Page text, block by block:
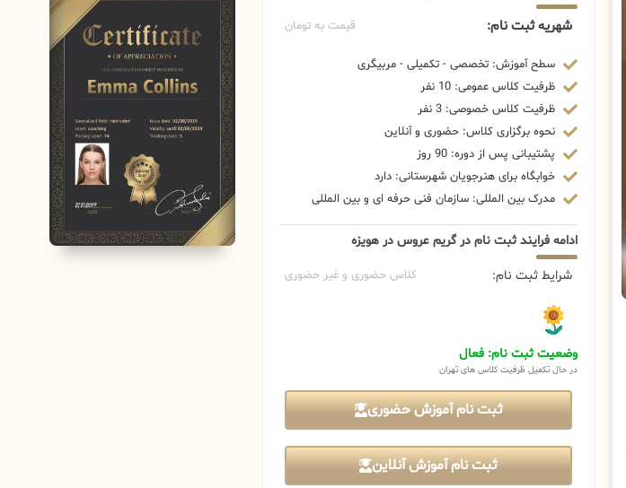
شهریه ثبت نام: قیمت به تومان
سطح آموزش: تخصصی - تکمیلی - مربیگری
ظرفیت کلاس عمومی: 10 نفر
ظرفیت کلاس خصوصی: 3 نفر
نحوه برگزاری کلاس: حضوری و آنلاین
پشتیبانی پس از دوره: 90 روز
خوابگاه برای هنرجویان شهرستانی: دارد
مدرک بین المللی: سازمان فنی حرفه ای و بین المللی
ادامه فرایند ثبت نام در گریم عروس در هویزه
شرایط ثبت نام: کلاس حضوری و غیر حضوری
وضعیت ثبت نام: فعال
در حال تکمیل ظرفیت کلاس های تهران
ثبت نام آموزش حضوری
ثبت نام آموزش آنلاین